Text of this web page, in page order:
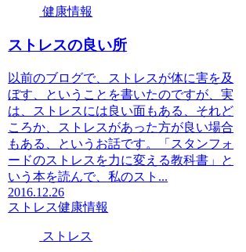
健康情報
ストレスの良い所
以前のブログで、ストレスが体に害を及
ぼす、ということを書いたのですが、実
は、ストレスには良い面もある、それど
ころか、ストレスがあった方が良い場合
もある、というお話です。「スタンフォ
ードのストレスを力に変える教科書」と
いう本を読んで、私のスト...
2016.12.26
ストレス健康情報
ストレス